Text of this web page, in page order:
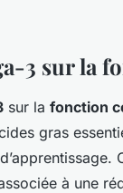
3 sur la
sur la fonction
gras
à une